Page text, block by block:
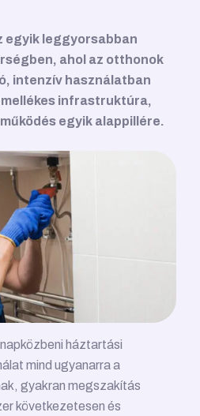
egyik leggyorsabban
ahol az otthonok
intenzív használatban
mellékes infrastruktúra,
egyik alappillére.
háztartási
mind ugyanarra a
gyakran megszakítás
következetesen és